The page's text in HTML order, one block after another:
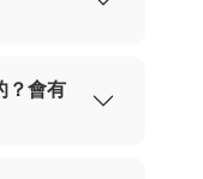
？會有